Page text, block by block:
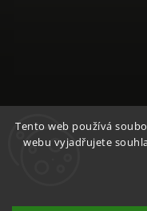
Tento web používá
webu vyjadřujete
Sledovat na